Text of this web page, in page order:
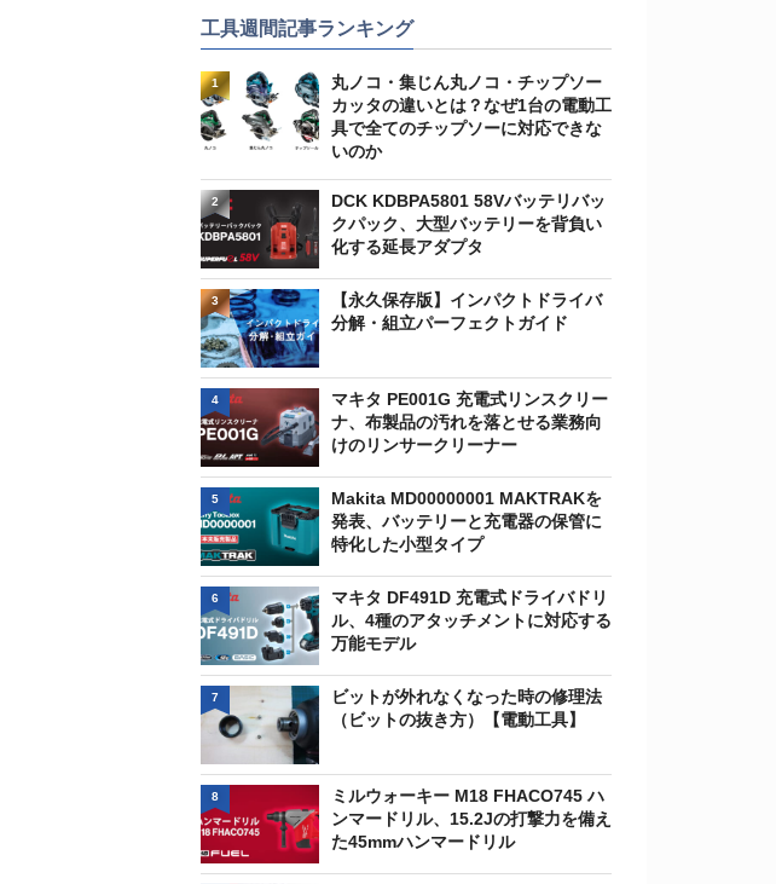
工具週間記事ランキング
丸ノコ・集じん丸ノコ・チップソー
カッタの違いとは？なぜ1台の電動工
具で全てのチップソーに対応できな
いのか
1
DCK KDBPA5801 58Vバッテリバッ
クパック、大型バッテリーを背負い
化する延長アダプタ
2
【永久保存版】インパクトドライバ
分解・組立パーフェクトガイド
3
マキタ PE001G 充電式リンスクリー
ナ、布製品の汚れを落とせる業務向
けのリンサークリーナー
4
Makita MD00000001 MAKTRAKを
発表、バッテリーと充電器の保管に
特化した小型タイプ
5
マキタ DF491D 充電式ドライバドリ
ル、4種のアタッチメントに対応する
万能モデル
6
ビットが外れなくなった時の修理法
（ビットの抜き方）【電動工具】
7
ミルウォーキー M18 FHACO745 ハ
ンマードリル、15.2Jの打撃力を備え
た45mmハンマードリル
8